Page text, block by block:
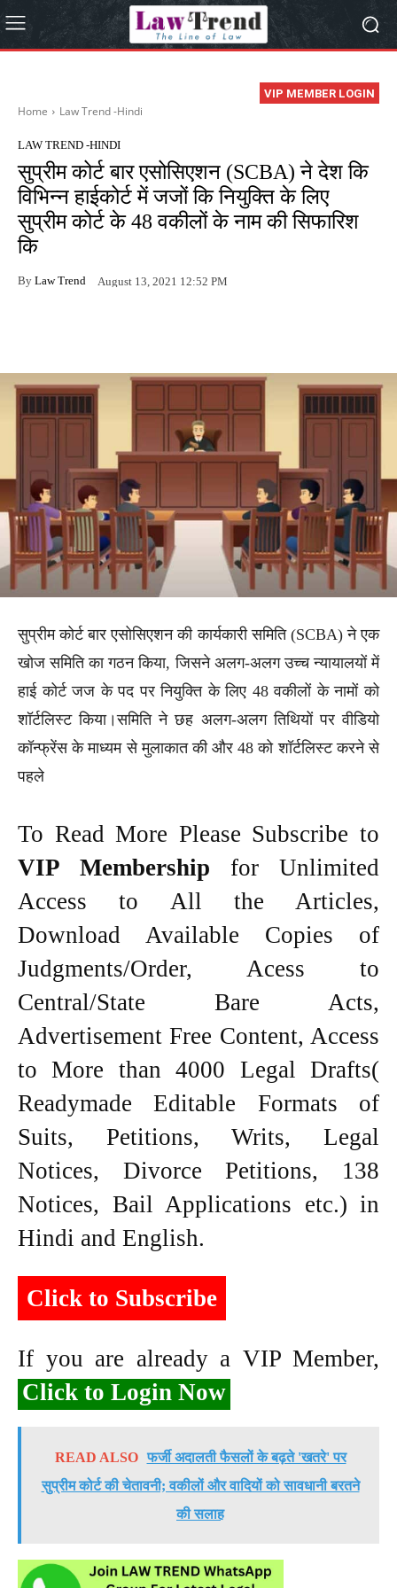
VIP MEMBER LOGIN
Home Law Trend -Hindi
LAW TREND -HINDI
सुप्रीम कोर्ट बार एसोसिएशन (SCBA) ने देश कि
विभिन्न हाईकोर्ट में जजों कि नियुक्ति के लिए
सुप्रीम कोर्ट के 48 वकीलों के नाम की सिफारिश
कि
By Law Trend August 13, 2021 12:52 PM
सुप्रीम कोर्ट बार एसोसिएशन की कार्यकारी समिति (SCBA) ने एक
खोज समिति का गठन किया, जिसने अलग-अलग उच्च न्यायालयों में
हाई कोर्ट जज के पद पर नियुक्ति के लिए 48 वकीलों के नामों को
शॉर्टलिस्ट किया।समिति ने छह अलग-अलग तिथियों पर वीडियो
कॉन्फ्रेंस के माध्यम से मुलाकात की और 48 को शॉर्टलिस्ट करने से
पहले
To Read More Please Subscribe to
VIP Membership for Unlimited
Access to All the Articles,
Download Available Copies of
Judgments/Order, Acess to
Central/State Bare Acts,
Advertisement Free Content, Access
to More than 4000 Legal Drafts(
Readymade Editable Formats of
Suits, Petitions, Writs, Legal
Notices, Divorce Petitions, 138
Notices, Bail Applications etc.) in
Hindi and English.
Click to Subscribe
If you are already a VIP Member,
Click to Login Now
READ ALSO फर्जी अदालती फैसलों के बढ़ते 'खतरे' पर
सुप्रीम कोर्ट की चेतावनी; वकीलों और वादियों को सावधानी बरतने
की सलाह